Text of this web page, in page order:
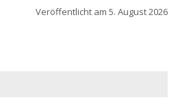
Veröffentlicht am 5. August 2026